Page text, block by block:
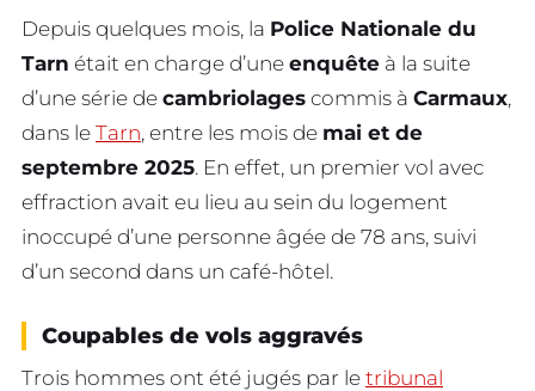
Depuis quelques mois, la Police Nationale du
Tarn était en charge d’une enquête à la suite
d’une série de cambriolages commis à Carmaux,
dans le Tarn, entre les mois de mai et de
septembre 2025. En effet, un premier vol avec
effraction avait eu lieu au sein du logement
inoccupé d’une personne âgée de 78 ans, suivi
d’un second dans un café-hôtel.
Coupables de vols aggravés
Trois hommes ont été jugés par le tribunal